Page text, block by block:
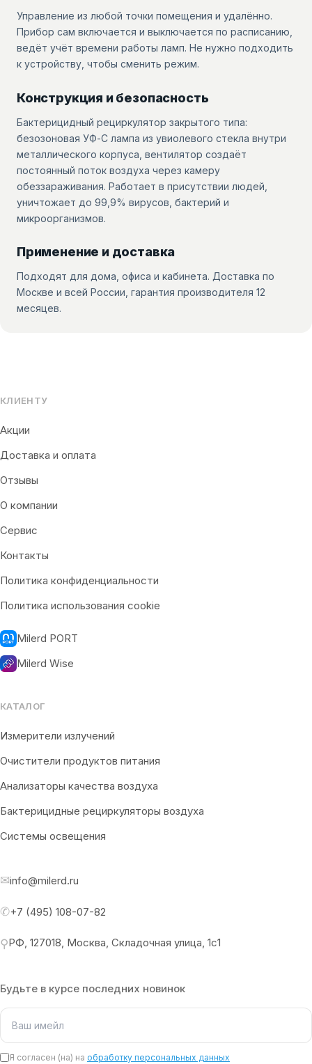
Управление из любой точки помещения и удалённо.
Прибор сам включается и выключается по расписанию,
ведёт учёт времени работы ламп. Не нужно подходить
к устройству, чтобы сменить режим.
Конструкция и безопасность
Бактерицидный рециркулятор закрытого типа:
безозоновая УФ-С лампа из увиолевого стекла внутри
металлического корпуса, вентилятор создаёт
постоянный поток воздуха через камеру
обеззараживания. Работает в присутствии людей,
уничтожает до 99,9% вирусов, бактерий и
микроорганизмов.
Применение и доставка
Подходят для дома, офиса и кабинета. Доставка по
Москве и всей России, гарантия производителя 12
месяцев.
КЛИЕНТУ
Акции
Доставка и оплата
Отзывы
О компании
Сервис
Контакты
Политика конфиденциальности
Политика использования cookie
Milerd PORT
Milerd Wise
КАТАЛОГ
Измерители излучений
Очистители продуктов питания
Анализаторы качества воздуха
Бактерицидные рециркуляторы воздуха
Системы освещения
✉info@milerd.ru
✆+7 (495) 108-07-82
⚲РФ, 127018, Москва, Складочная улица, 1с1
Будьте в курсе последних новинок
Я согласен (на) на обработку персональных данных